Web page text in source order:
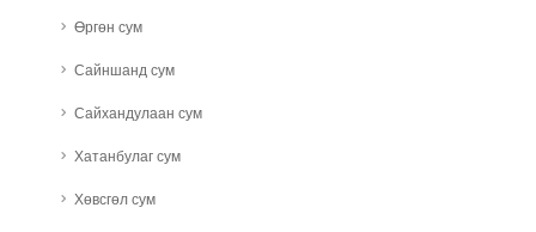
Өргөн сум
Сайншанд сум
Сайхандулаан сум
Хатанбулаг сум
Хөвсгөл сум